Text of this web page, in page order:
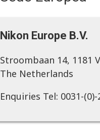
Nikon Europe B.V.
Stroombaan 14, 1181
The Netherlands
Enquiries Tel: 0031-